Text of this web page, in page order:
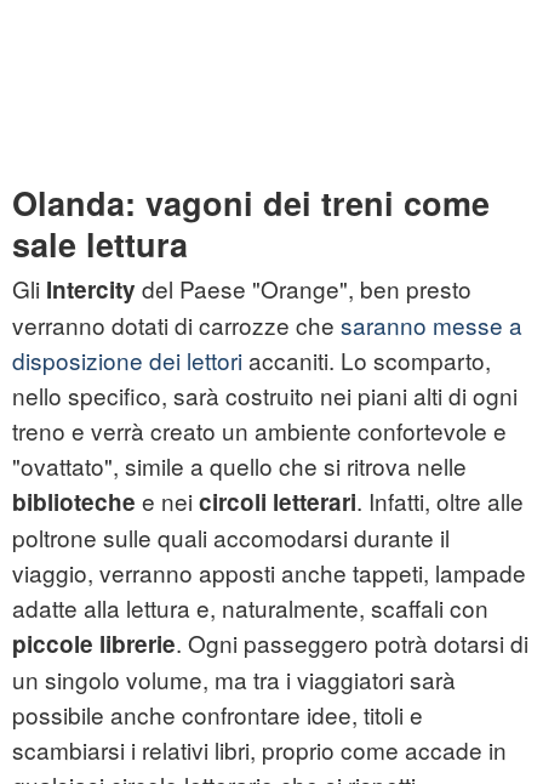
Olanda: vagoni dei treni come
sale lettura
Gli Intercity del Paese "Orange", ben presto
verranno dotati di carrozze che saranno messe a
disposizione dei lettoriaccaniti. Lo scomparto,
nello specifico, sarà costruito nei piani alti di ogni
treno e verrà creato un ambiente confortevole e
"ovattato", simile a quello che si ritrova nelle
biblioteche e nei circoli letterari. Infatti, oltre alle
poltrone sulle quali accomodarsi durante il
viaggio, verranno apposti anche tappeti, lampade
adatte alla lettura e, naturalmente, scaffali con
piccole librerie. Ogni passeggero potrà dotarsi di
un singolo volume, ma tra i viaggiatori sarà
possibile anche confrontare idee, titoli e
scambiarsi i relativi libri, proprio come accade in